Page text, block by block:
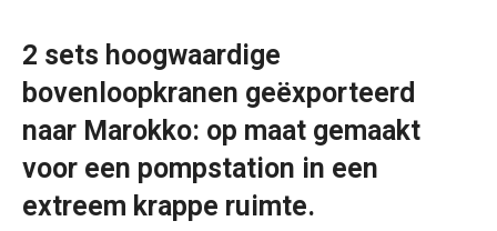
2 sets hoogwaardige
bovenloopkranen geëxporteerd
naar Marokko: op maat gemaakt
voor een pompstation in een
extreem krappe ruimte.
Kiswahili
Dansk
Norsk
O‘zbekcha